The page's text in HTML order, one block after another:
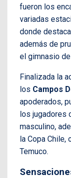
fueron los
variadas
donde
además de
el gimnasio
Finalizada la
los Campos
apoderados,
los jugadores
masculino,
la Copa Chile,
Temuco.